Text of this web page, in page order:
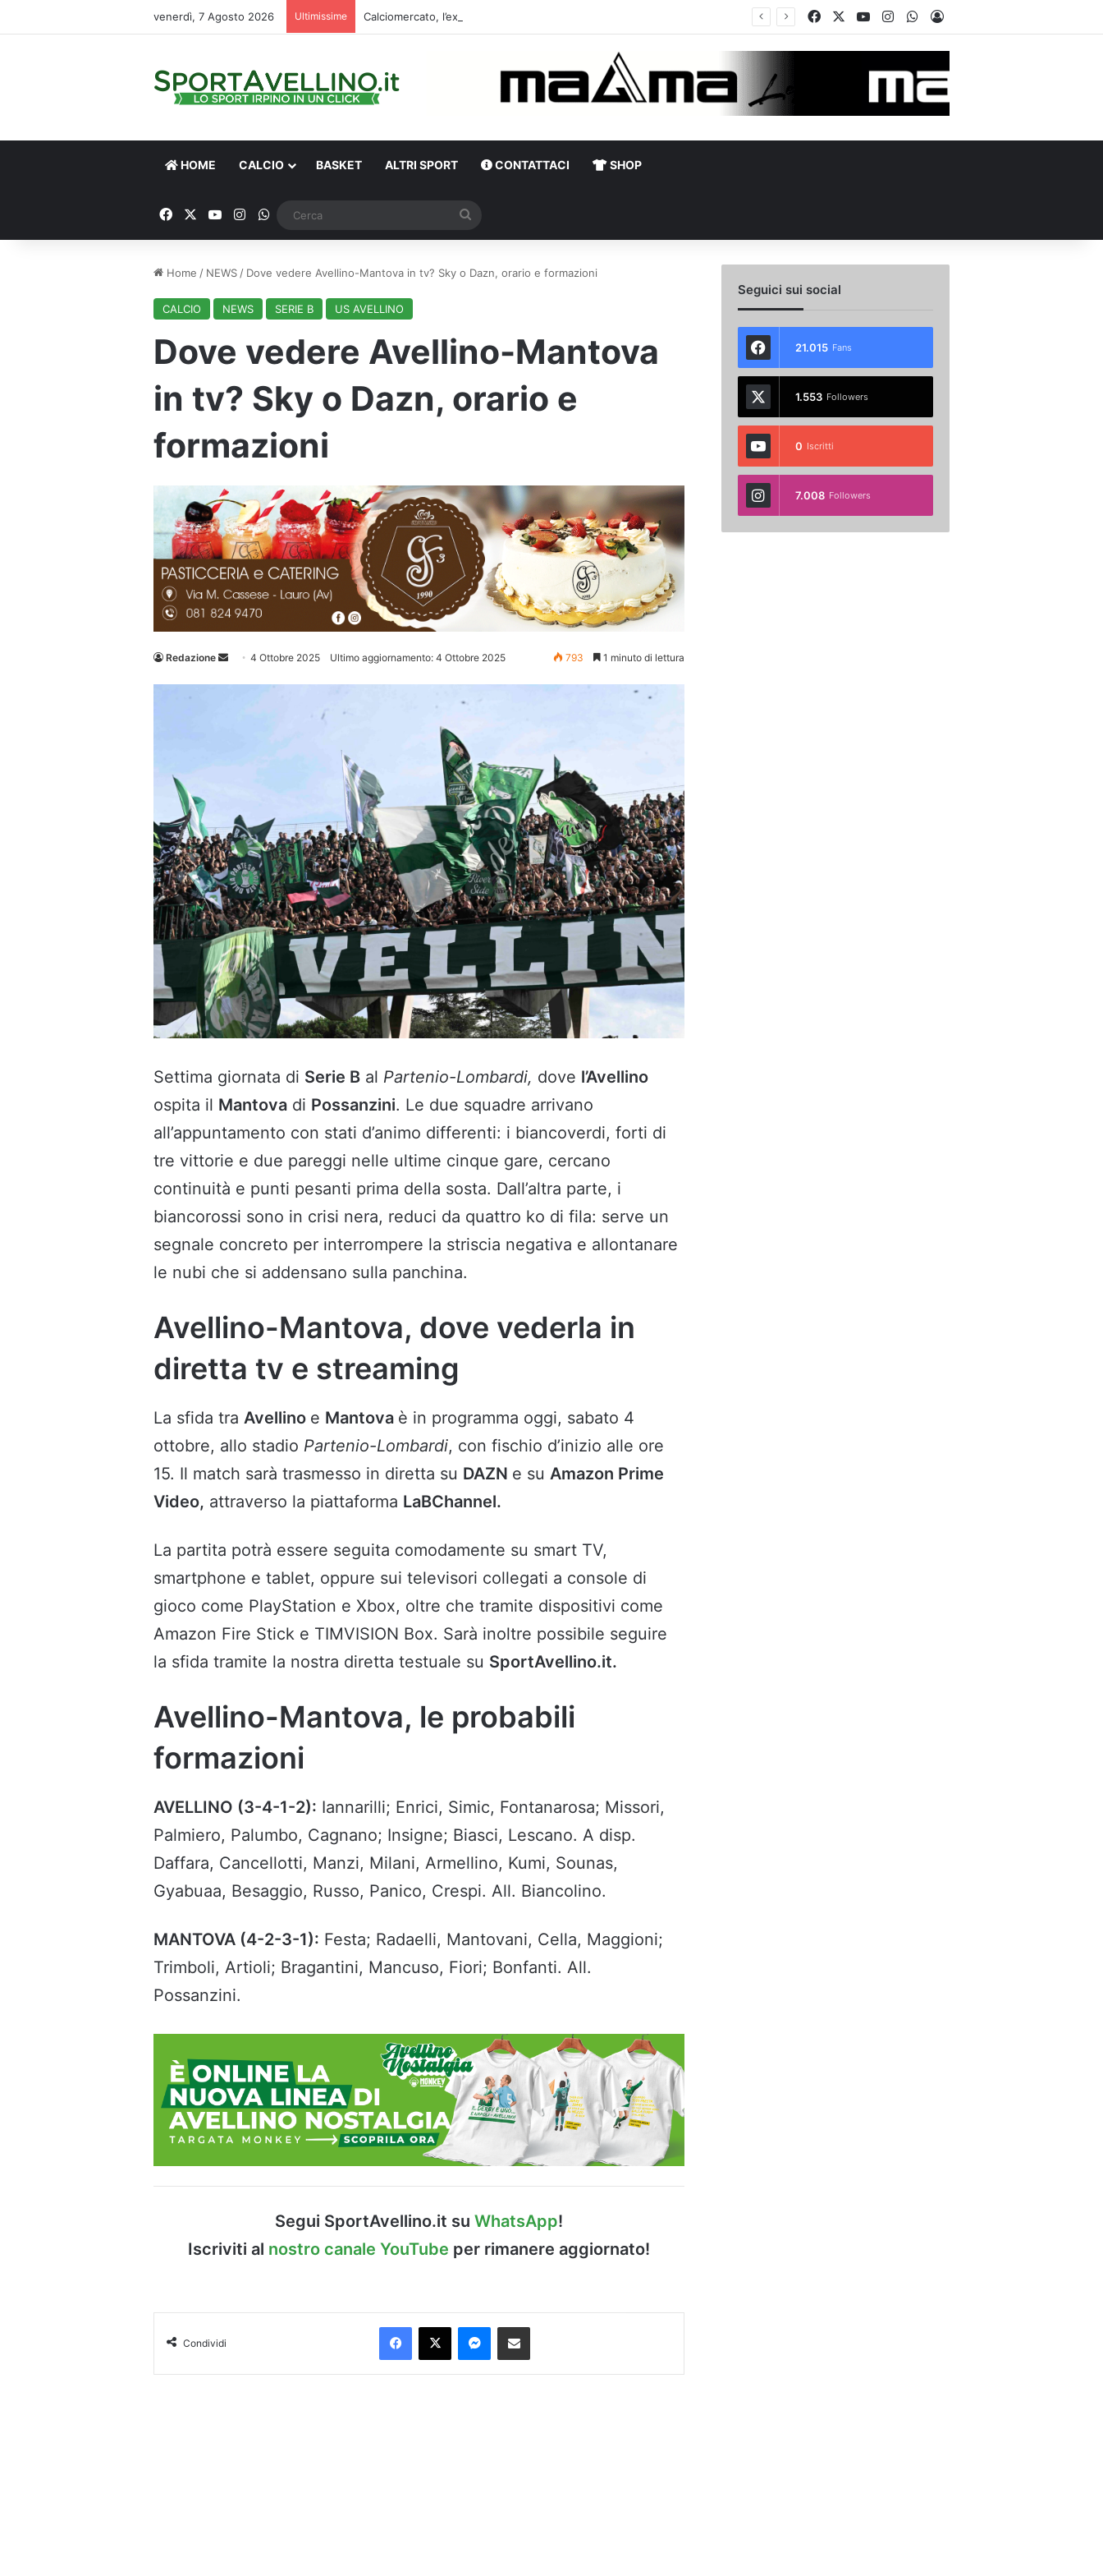
venerdì, 7 Agosto 2026 Ultimissime FacebookYou TubeInstagramWhatsApp
Accedi
HOME CALCIO BASKET ALTRI SPORT CONTATTACI SHOP
FacebookYou TubeInstagram
WhatsApp
Home / NEWS / Dove vedere Avellino-Mantova in tv? Sky o Dazn, orario e formazioni
CALCIO NEWS SERIE B US AVELLINO
Dove vedere Avellino-Mantova
in tv? Sky o Dazn, orario e
formazioni
Redazione
Invia 4 Ottobre 2025 Ultimo aggiornamento: 4 Ottobre 2025 793 1 minuto di lettura
Settima giornata di Serie B al Partenio-Lombardi, dove l’Avellino
ospita il Mantova di Possanzini. Le due squadre arrivano
all’appuntamento con stati d’animo differenti: i biancoverdi, forti di
tre vittorie e due pareggi nelle ultime cinque gare, cercano
continuità e punti pesanti prima della sosta. Dall’altra parte, i
biancorossi sono in crisi nera, reduci da quattro ko di fila: serve un
segnale concreto per interrompere la striscia negativa e allontanare
le nubi che si addensano sulla panchina.
Avellino-Mantova, dove vederla in
diretta tv e streaming
La sfida tra Avellino e Mantova è in programma oggi, sabato 4
ottobre, allo stadio Partenio-Lombardi, con fischio d’inizio alle ore
15. Il match sarà trasmesso in diretta su DAZN e su Amazon Prime
Video, attraverso la piattaforma LaBChannel.
La partita potrà essere seguita comodamente su smart TV,
smartphone e tablet, oppure sui televisori collegati a console di
gioco come PlayStation e Xbox, oltre che tramite dispositivi come
Amazon Fire Stick e TIMVISION Box. Sarà inoltre possibile seguire
la sfida tramite la nostra diretta testuale su SportAvellino.it.
Avellino-Mantova, le probabili
formazioni
AVELLINO (3-4-1-2): Iannarilli; Enrici, Simic, Fontanarosa; Missori,
Palmiero, Palumbo, Cagnano; Insigne; Biasci, Lescano. A disp.
Daffara, Cancellotti, Manzi, Milani, Armellino, Kumi, Sounas,
Gyabuaa, Besaggio, Russo, Panico, Crespi. All. Biancolino.
MANTOVA (4-2-3-1): Festa; Radaelli, Mantovani, Cella, Maggioni;
Trimboli, Artioli; Bragantini, Mancuso, Fiori; Bonfanti. All.
Possanzini.
Segui SportAvellino.it su WhatsApp!
Iscriviti al nostro canale YouTube per rimanere aggiornato!
Condividi
Facebook
X Messenger
Condividi via Email
Seguici sui social
21.015 Fans
1.553 Followers
0 Iscritti
7.008 Followers